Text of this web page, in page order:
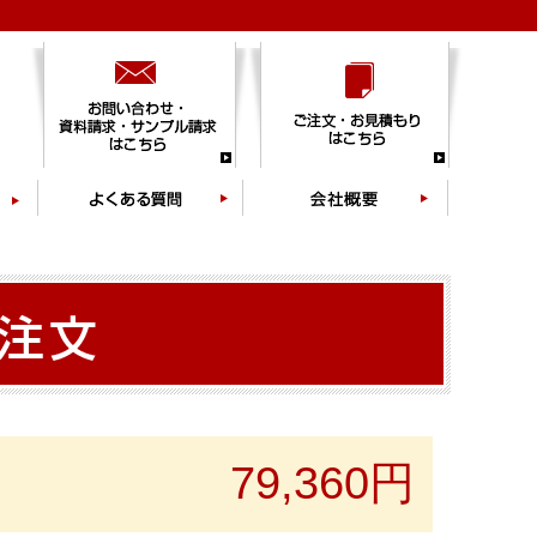
79,360円